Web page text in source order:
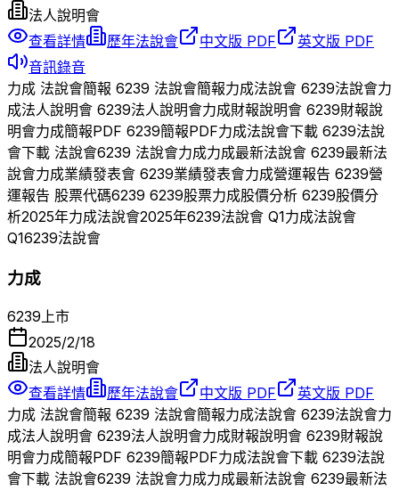
法人說明會
查看詳情
歷年法說會 中文版 PDF
英文版 PDF
音訊錄音
力成 法說會簡報 6239 法說會簡報力成法說會 6239法說會力
成法人說明會 6239法人說明會力成財報說明會 6239財報說
明會力成簡報PDF 6239簡報PDF力成法說會下載 6239法說
會下載 法說會6239 法說會力成力成最新法說會 6239最新法
說會力成業績發表會 6239業績發表會力成營運報告 6239營
運報告 股票代碼6239 6239股票力成股價分析 6239股價分
析2025年力成法說會2025年6239法說會 Q1力成法說會
Q16239法說會
力成
6239上市
2025/2/18
法人說明會
查看詳情
歷年法說會 中文版 PDF
英文版 PDF
力成 法說會簡報 6239 法說會簡報力成法說會 6239法說會力
成法人說明會 6239法人說明會力成財報說明會 6239財報說
明會力成簡報PDF 6239簡報PDF力成法說會下載 6239法說
會下載 法說會6239 法說會力成力成最新法說會 6239最新法